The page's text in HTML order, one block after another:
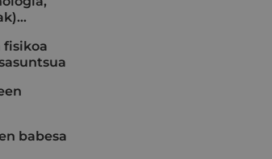
fisikoa
babesa